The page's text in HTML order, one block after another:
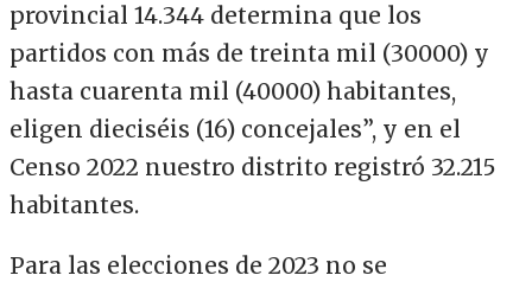
provincial 14.344 determina que los
partidos con más de treinta mil (30000) y
hasta cuarenta mil (40000) habitantes,
eligen dieciséis (16) concejales”, y en el
Censo 2022 nuestro distrito registró 32.215
habitantes.
Para las elecciones de 2023 no se